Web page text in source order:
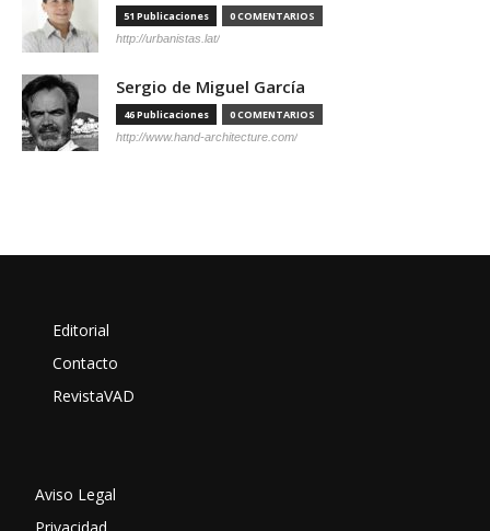
51 Publicaciones 0 COMENTARIOS
http://urbanistas.lat/
Sergio de Miguel García
46 Publicaciones 0 COMENTARIOS
http://www.hand-architecture.com/
Editorial
Contacto
RevistaVAD
Aviso Legal